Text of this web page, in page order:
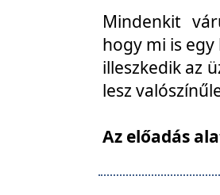
Mindenkit
hogy mi is
illeszkedik az
lesz
Az előadás